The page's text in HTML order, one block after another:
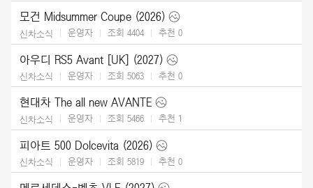
모건 Midsummer Coupe (2026)
신차소식 운영자 조회 4404 추천 0
아우디 RS5 Avant [UK] (2027)
신차소식 운영자 조회 5063 추천 0
현대차 The all new AVANTE
신차소식 운영자 조회 5466 추천 1
피아트 500 Dolcevita (2026)
신차소식 운영자 조회 5819 추천 0